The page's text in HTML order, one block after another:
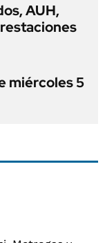
AUH,
miércoles 5